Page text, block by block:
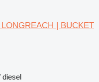
| BUCKET
diesel